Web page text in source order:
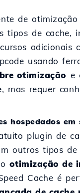
de
tipos de cache,
adicionais
usando
otimização e
mas requer
hospedados em
plugin de
outros tipos
otimização de
Cache é